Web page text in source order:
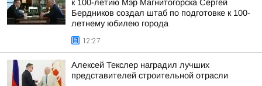
к 100-летию Мэр Магнитогорска Сергей
Бердников создал штаб по подготовке к 100-
летнему юбилею города
12:27
Алексей Текслер наградил лучших
представителей строительной отрасли